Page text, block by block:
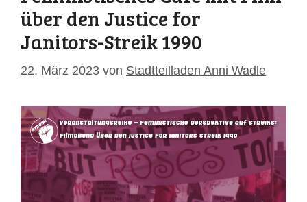
über den Justice for
Janitors-Streik 1990
22. März 2023 von Stadtteilladen Anni Wadle